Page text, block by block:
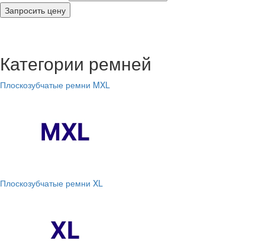
Запросить цену
Категории ремней
Плоскозубчатые ремни MXL
Плоскозубчатые ремни XL